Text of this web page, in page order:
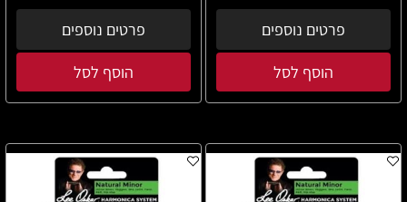
פרטים נוספים
הוסף לסל
פרטים נוספים
הוסף לסל